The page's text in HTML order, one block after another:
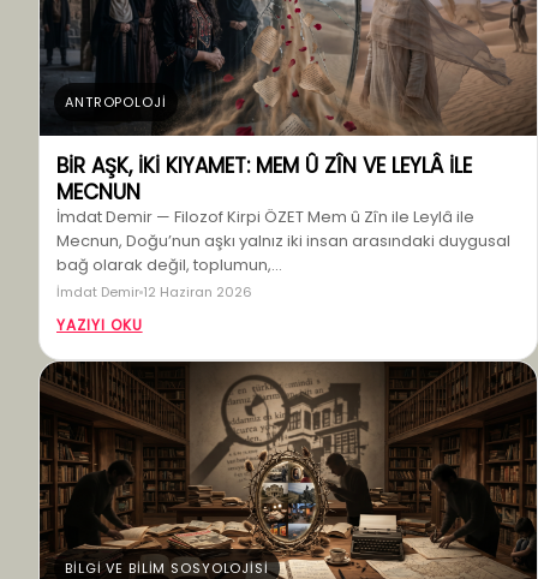
ANTROPOLOJİ
BİR AŞK, İKİ KIYAMET: MEM Û ZÎN VE LEYLÂ İLE
MECNUN
İmdat Demir — Filozof Kirpi ÖZET Mem û Zîn ile Leylâ ile
Mecnun, Doğu’nun aşkı yalnız iki insan arasındaki duygusal
bağ olarak değil, toplumun,…
İmdat Demir 12 Haziran 2026
YAZIYI OKU
BİLGİ VE BİLİM SOSYOLOJİSİ